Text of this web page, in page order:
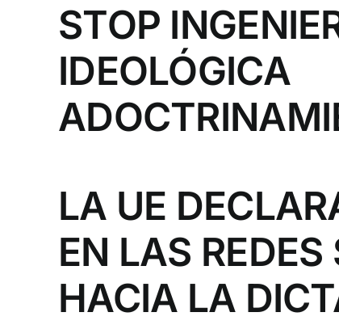
STOP
IDEOLÓGICA
LA UE
EN LAS
HACIA LA